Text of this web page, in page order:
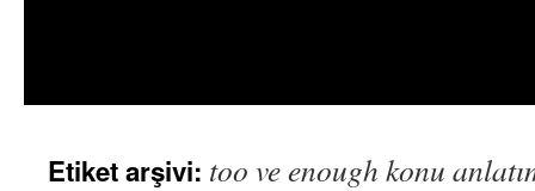
Etiket arşivi: too ve enough konu